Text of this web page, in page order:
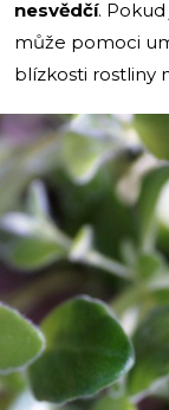
nesvědčí.
může pomoci
blízkosti rostliny